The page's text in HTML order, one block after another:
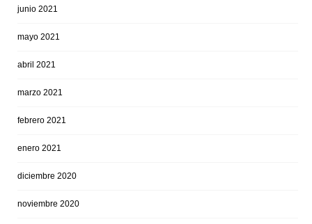
junio 2021
mayo 2021
abril 2021
marzo 2021
febrero 2021
enero 2021
diciembre 2020
noviembre 2020